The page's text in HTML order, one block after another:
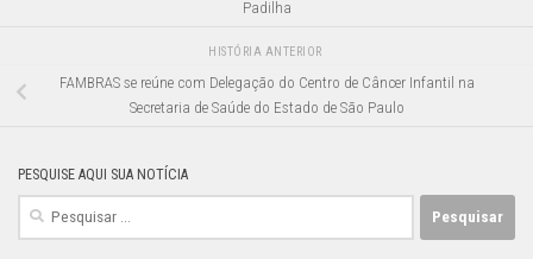
Padilha
HISTÓRIA ANTERIOR
FAMBRAS se reúne com Delegação do Centro de Câncer Infantil na
Secretaria de Saúde do Estado de São Paulo
PESQUISE AQUI SUA NOTÍCIA
Pesquisar